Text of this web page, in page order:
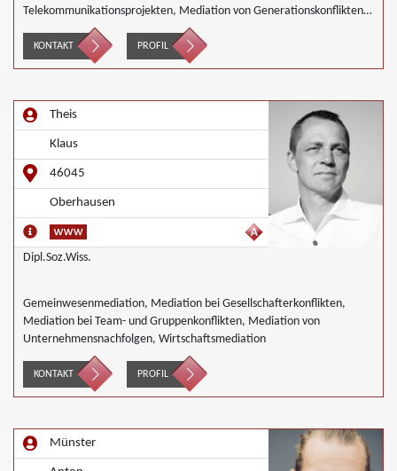
Telekommunikationsprojekten, Mediation von Generationskonflikten,
Mediation bei Gesellschafterkonflikten, Mediation bei Team- und
Gruppenkonflikten, Mediation von Unternehmensnachfolgen,
Nachbarschaftsmediation, Wirtschaftsmediation
KONTAKT PROFIL
Theis
Klaus
46045
Oberhausen
Dipl.Soz.Wiss.
Gemeinwesenmediation, Mediation bei Gesellschafterkonflikten,
Mediation bei Team- und Gruppenkonflikten, Mediation von
Unternehmensnachfolgen, Wirtschaftsmediation
KONTAKT PROFIL
Münster